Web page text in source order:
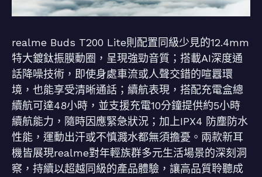
realme Buds T200 Lite則配置同級少見的12.4mm
特大鍍鈦振膜動圈，呈現強勁音質；搭載AI深度通
話降噪技術，即使身處車流或人聲交錯的喧囂環
境，也能享受清晰通話；續航表現，搭配充電盒總
續航可達48小時，並支援充電10分鐘提供約5小時
續航能力，隨時因應緊急狀況；加上IPX4 防塵防水
性能，運動出汗或不慎濺水都無須擔憂。兩款新耳
機皆展現realme對年輕族群多元生活場景的深刻洞
察，持續以超越同級的產品體驗，讓高品質聆聽成